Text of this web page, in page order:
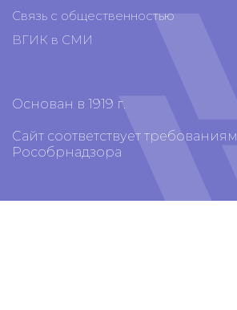
Связь с общественностью
ВГИК в СМИ
Основан в 1919 г.
Сайт соответствует требованиям
Рособрнадзора